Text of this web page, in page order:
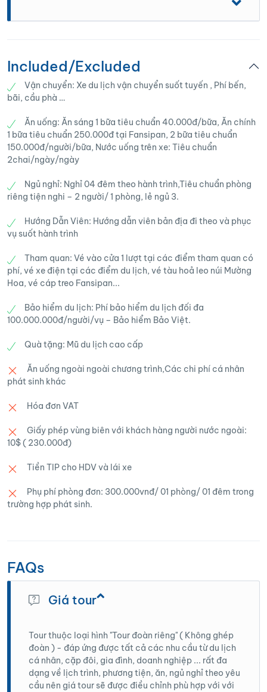
♦️ Chinh phục nóc nhà Đông Dương. Xe và
hướng dẫn viên đưa Quý khách đến chân núi
Mường Hoa để làm thủ tục đi cáp treo. Cáp
treo Sapa được khánh thành 02/02/2016 xác
nhận 2 kỷ lục Guiness cho cáp treo Fansipan
Sa Pa là Cáp treo ba dây có độ chênh giữa ga
đi và ga đến lớn nhất thế giới (1.410m) và Cáp
treo ba dây dài nhất thế giới (6.292,5m).
Trưa: Đoàn dùng buffet tại nhà hàng
Fansipan
Chiều: Đoàn về Hà Nội, trên đường về:
Khẩu là một trong ba cửa khẩu quốc tế có vị
trí quan trọng trong giao lưu kinh tế thương
mại qua biên giới đất liền giữa hai nước Cộng
Nhân dân Trung Hoa.
18h00: Đoàn có mặt tại Hà Nội, kết thúc
Included/Excluded
Vận chuyển: Xe du lịch vận chuyển suốt tuyến , Phí bến,
bãi, cầu phà …
Ăn uống: Ăn sáng 1 bữa tiêu chuẩn 40.000đ/bữa, Ăn chính
1 bữa tiêu chuẩn 250.000đ tại Fansipan, 2 bữa tiêu chuẩn
150.000đ/người/bữa, Nước uống trên xe: Tiêu chuẩn
2chai/ngày/ngày
Ngủ nghỉ: Nghỉ 04 đêm theo hành trình,Tiêu chuẩn phòng
riêng tiện nghi – 2 người/ 1 phòng, lẻ ngủ 3.
Hướng Dẫn Viên: Hướng dẫn viên bản địa đi theo và phục
vụ suốt hành trình
Tham quan: Vé vào cửa 1 lượt tại các điểm tham quan có
phí, vé xe điện tại các điểm du lịch, vé tàu hoả leo núi Mường
Hoa, vé cáp treo Fansipan...
Bảo hiểm du lịch: Phí bảo hiểm du lịch đối đa
100.000.000đ/người/vụ – Bảo hiểm Bảo Việt.
Quà tặng: Mũ du lịch cao cấp
Ăn uống ngoài ngoài chương trình,Các chi phí cá nhân
phát sinh khác
Hóa đơn VAT
Giấy phép vùng biên với khách hàng người nước ngoài:
10$ ( 230.000đ)
Tiền TIP cho HDV và lái xe
Phụ phí phòng đơn: 300.000vnđ/ 01 phòng/ 01 đêm trong
trường hợp phát sinh.
FAQs
Giá tour
Tour thuộc loại hình "Tour đoàn riêng" ( Không ghép
đoàn ) - đáp ứng được tất cả các nhu cầu từ du lịch
cá nhân, cặp đôi, gia đình, doanh nghiệp ... rất đa
dạng về lịch trình, phương tiện, ăn, ngủ nghỉ theo yêu
cầu nên giá tour sẽ được điều chỉnh phù hợp với với